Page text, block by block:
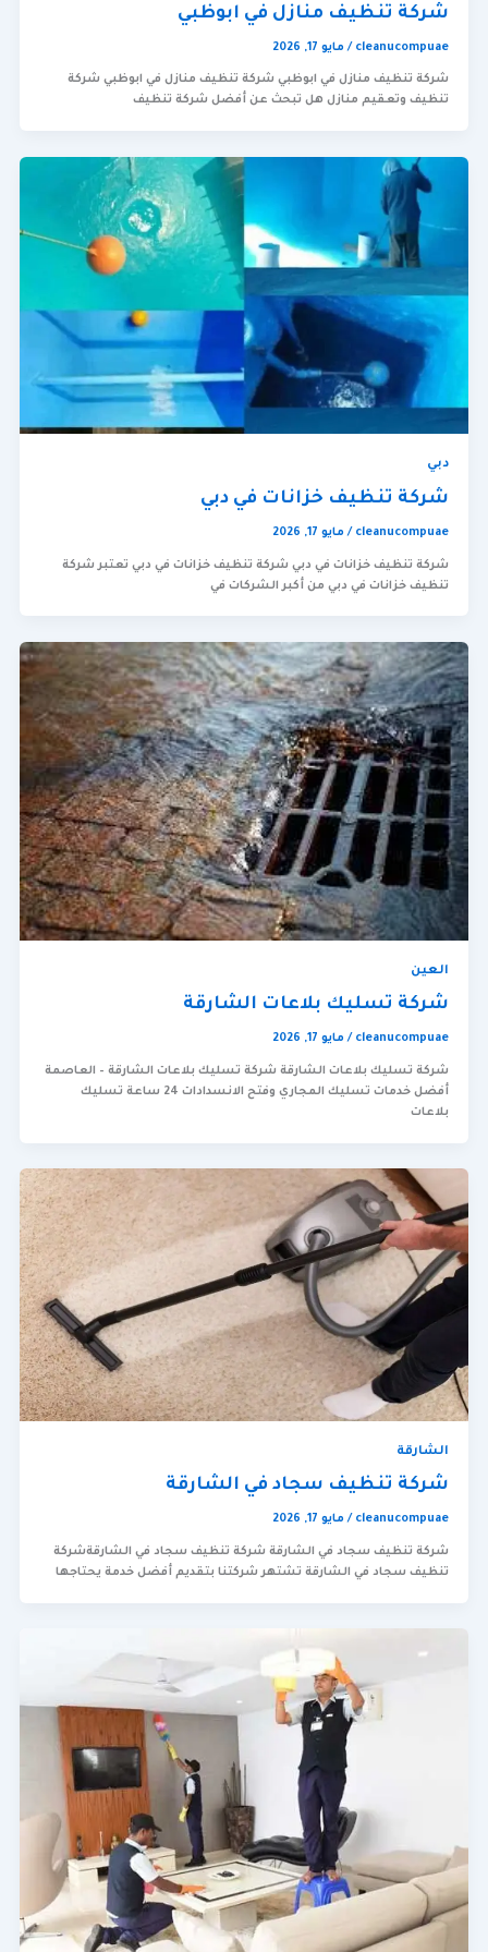
شركة تنظيف منازل في ابوظبي
cleanucompuae
/ مايو 17, 2026
شركة تنظيف منازل في ابوظبي شركة تنظيف منازل في ابوظبي شركة
تنظيف وتعقيم منازل هل تبحث عن أفضل شركة تنظيف
دبي
شركة تنظيف خزانات في دبي
cleanucompuae
/ مايو 17, 2026
شركة تنظيف خزانات في دبي شركة تنظيف خزانات في دبي تعتبر شركة
تنظيف خزانات في دبي من أكبر الشركات في
العين
شركة تسليك بلاعات الشارقة
cleanucompuae
/ مايو 17, 2026
شركة تسليك بلاعات الشارقة شركة تسليك بلاعات الشارقة – العاصمة
أفضل خدمات تسليك المجاري وفتح الانسدادات 24 ساعة تسليك
بلاعات
الشارقة
شركة تنظيف سجاد في الشارقة
cleanucompuae
/ مايو 17, 2026
شركة تنظيف سجاد في الشارقة شركة تنظيف سجاد في الشارقةشركة
تنظيف سجاد في الشارقة تشتهر شركتنا بتقديم أفضل خدمة يحتاجها